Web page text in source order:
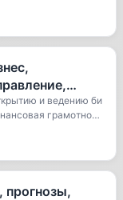
и
и ведению би
грамотност
прогнозы,